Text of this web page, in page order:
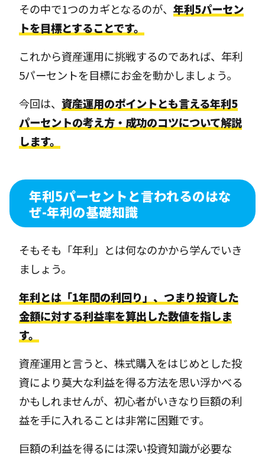
その中で1つのカギとなるのが、年利5パーセン
トを目標とすることです。
これから資産運用に挑戦するのであれば、年利
5パーセントを目標にお金を動かしましょう。
今回は、資産運用のポイントとも言える年利5
パーセントの考え方・成功のコツについて解説
します。
年利5パーセントと言われるのはな
ぜ-年利の基礎知識
そもそも「年利」とは何なのかから学んでいき
ましょう。
年利とは「1年間の利回り」、つまり投資した
金額に対する利益率を算出した数値を指しま
す。
資産運用と言うと、株式購入をはじめとした投
資により莫大な利益を得る方法を思い浮かべる
かもしれませんが、初心者がいきなり巨額の利
益を手に入れることは非常に困難です。
巨額の利益を得るには深い投資知識が必要な